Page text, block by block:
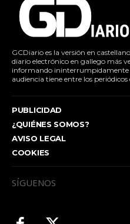
GCDiario es la versión en
diario electrónico en gallego más
informando ininterrumpidamente
audiencia tiene entre los periódicos
PUBLICIDAD
¿QUIÉNES SOMOS?
AVISO LEGAL
COOKIES
SÍGUENOS